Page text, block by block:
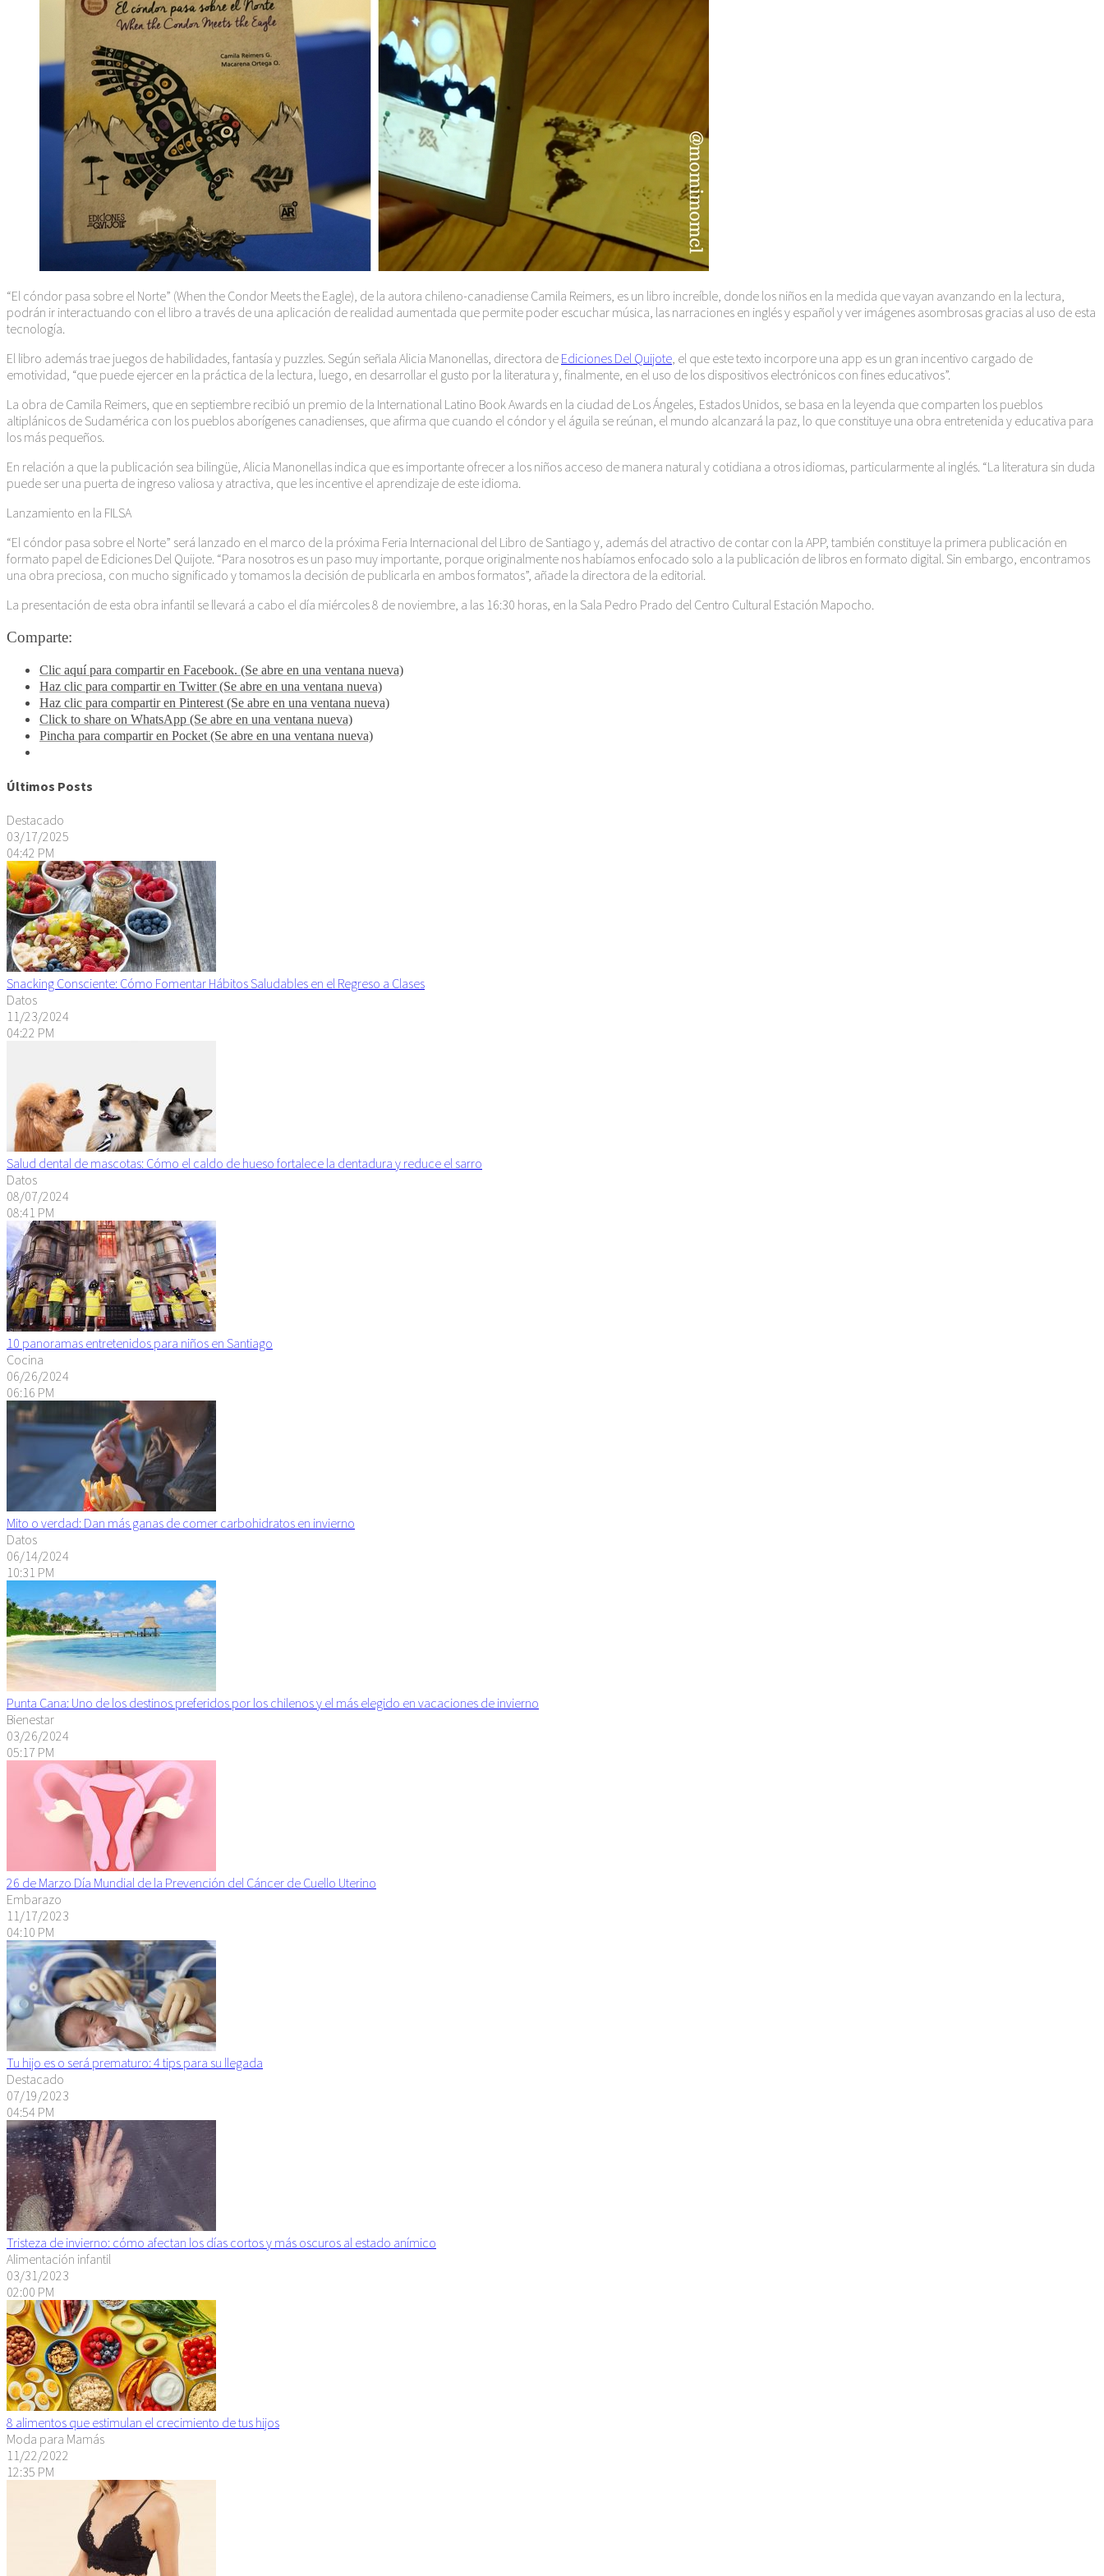
“El cóndor pasa sobre el Norte” (When the Condor Meets the Eagle), de la autora chileno-canadiense Camila Reimers, es un libro increíble, donde los niños en la medida que vayan avanzando en la lectura,
podrán ir interactuando con el libro a través de una aplicación de realidad aumentada que permite poder escuchar música, las narraciones en inglés y español y ver imágenes asombrosas gracias al uso de esta
tecnología.
El libro además trae juegos de habilidades, fantasía y puzzles. Según señala Alicia Manonellas, directora de Ediciones Del Quijote , el que este texto incorpore una app es un gran incentivo cargado de
emotividad, “que puede ejercer en la práctica de la lectura, luego, en desarrollar el gusto por la literatura y, finalmente, en el uso de los dispositivos electrónicos con fines educativos”.
La obra de Camila Reimers, que en septiembre recibió un premio de la International Latino Book Awards en la ciudad de Los Ángeles, Estados Unidos, se basa en la leyenda que comparten los pueblos
altiplánicos de Sudamérica con los pueblos aborígenes canadienses, que afirma que cuando el cóndor y el águila se reúnan, el mundo alcanzará la paz, lo que constituye una obra entretenida y educativa para
los más pequeños.
En relación a que la publicación sea bilingüe, Alicia Manonellas indica que es importante ofrecer a los niños acceso de manera natural y cotidiana a otros idiomas, particularmente al inglés. “La literatura sin duda
puede ser una puerta de ingreso valiosa y atractiva, que les incentive el aprendizaje de este idioma.
Lanzamiento en la FILSA
“El cóndor pasa sobre el Norte” será lanzado en el marco de la próxima Feria Internacional del Libro de Santiago y, además del atractivo de contar con la APP, también constituye la primera publicación en
formato papel de Ediciones Del Quijote. “Para nosotros es un paso muy importante, porque originalmente nos habíamos enfocado solo a la publicación de libros en formato digital. Sin embargo, encontramos
una obra preciosa, con mucho significado y tomamos la decisión de publicarla en ambos formatos”, añade la directora de la editorial.
La presentación de esta obra infantil se llevará a cabo el día miércoles 8 de noviembre, a las 16:30 horas, en la Sala Pedro Prado del Centro Cultural Estación Mapocho.
Comparte:
Clic aquí para compartir en Facebook. (Se abre en una ventana nueva)
Haz clic para compartir en Twitter (Se abre en una ventana nueva)
Haz clic para compartir en Pinterest (Se abre en una ventana nueva)
Click to share on WhatsApp (Se abre en una ventana nueva)
Pincha para compartir en Pocket (Se abre en una ventana nueva)
Últimos Posts
Destacado
03/17/2025
04:42 PM
Snacking Consciente: Cómo Fomentar Hábitos Saludables en el Regreso a Clases
Datos
11/23/2024
04:22 PM
Salud dental de mascotas: Cómo el caldo de hueso fortalece la dentadura y reduce el sarro
Datos
08/07/2024
08:41 PM
10 panoramas entretenidos para niños en Santiago
Cocina
06/26/2024
06:16 PM
Mito o verdad: Dan más ganas de comer carbohidratos en invierno
Datos
06/14/2024
10:31 PM
Punta Cana: Uno de los destinos preferidos por los chilenos y el más elegido en vacaciones de invierno
Bienestar
03/26/2024
05:17 PM
26 de Marzo Día Mundial de la Prevención del Cáncer de Cuello Uterino
Embarazo
11/17/2023
04:10 PM
Tu hijo es o será prematuro: 4 tips para su llegada
Destacado
07/19/2023
04:54 PM
Tristeza de invierno: cómo afectan los días cortos y más oscuros al estado anímico
Alimentación infantil
03/31/2023
02:00 PM
8 alimentos que estimulan el crecimiento de tus hijos
Moda para Mamás
11/22/2022
12:35 PM